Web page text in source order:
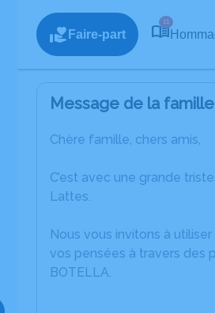
Faire-part
11
Message de la famille
Chère famille, chers amis,
C’est avec une grande
Lattes.
Nous vous invitons à
vos pensées à travers des
BOTELLA.